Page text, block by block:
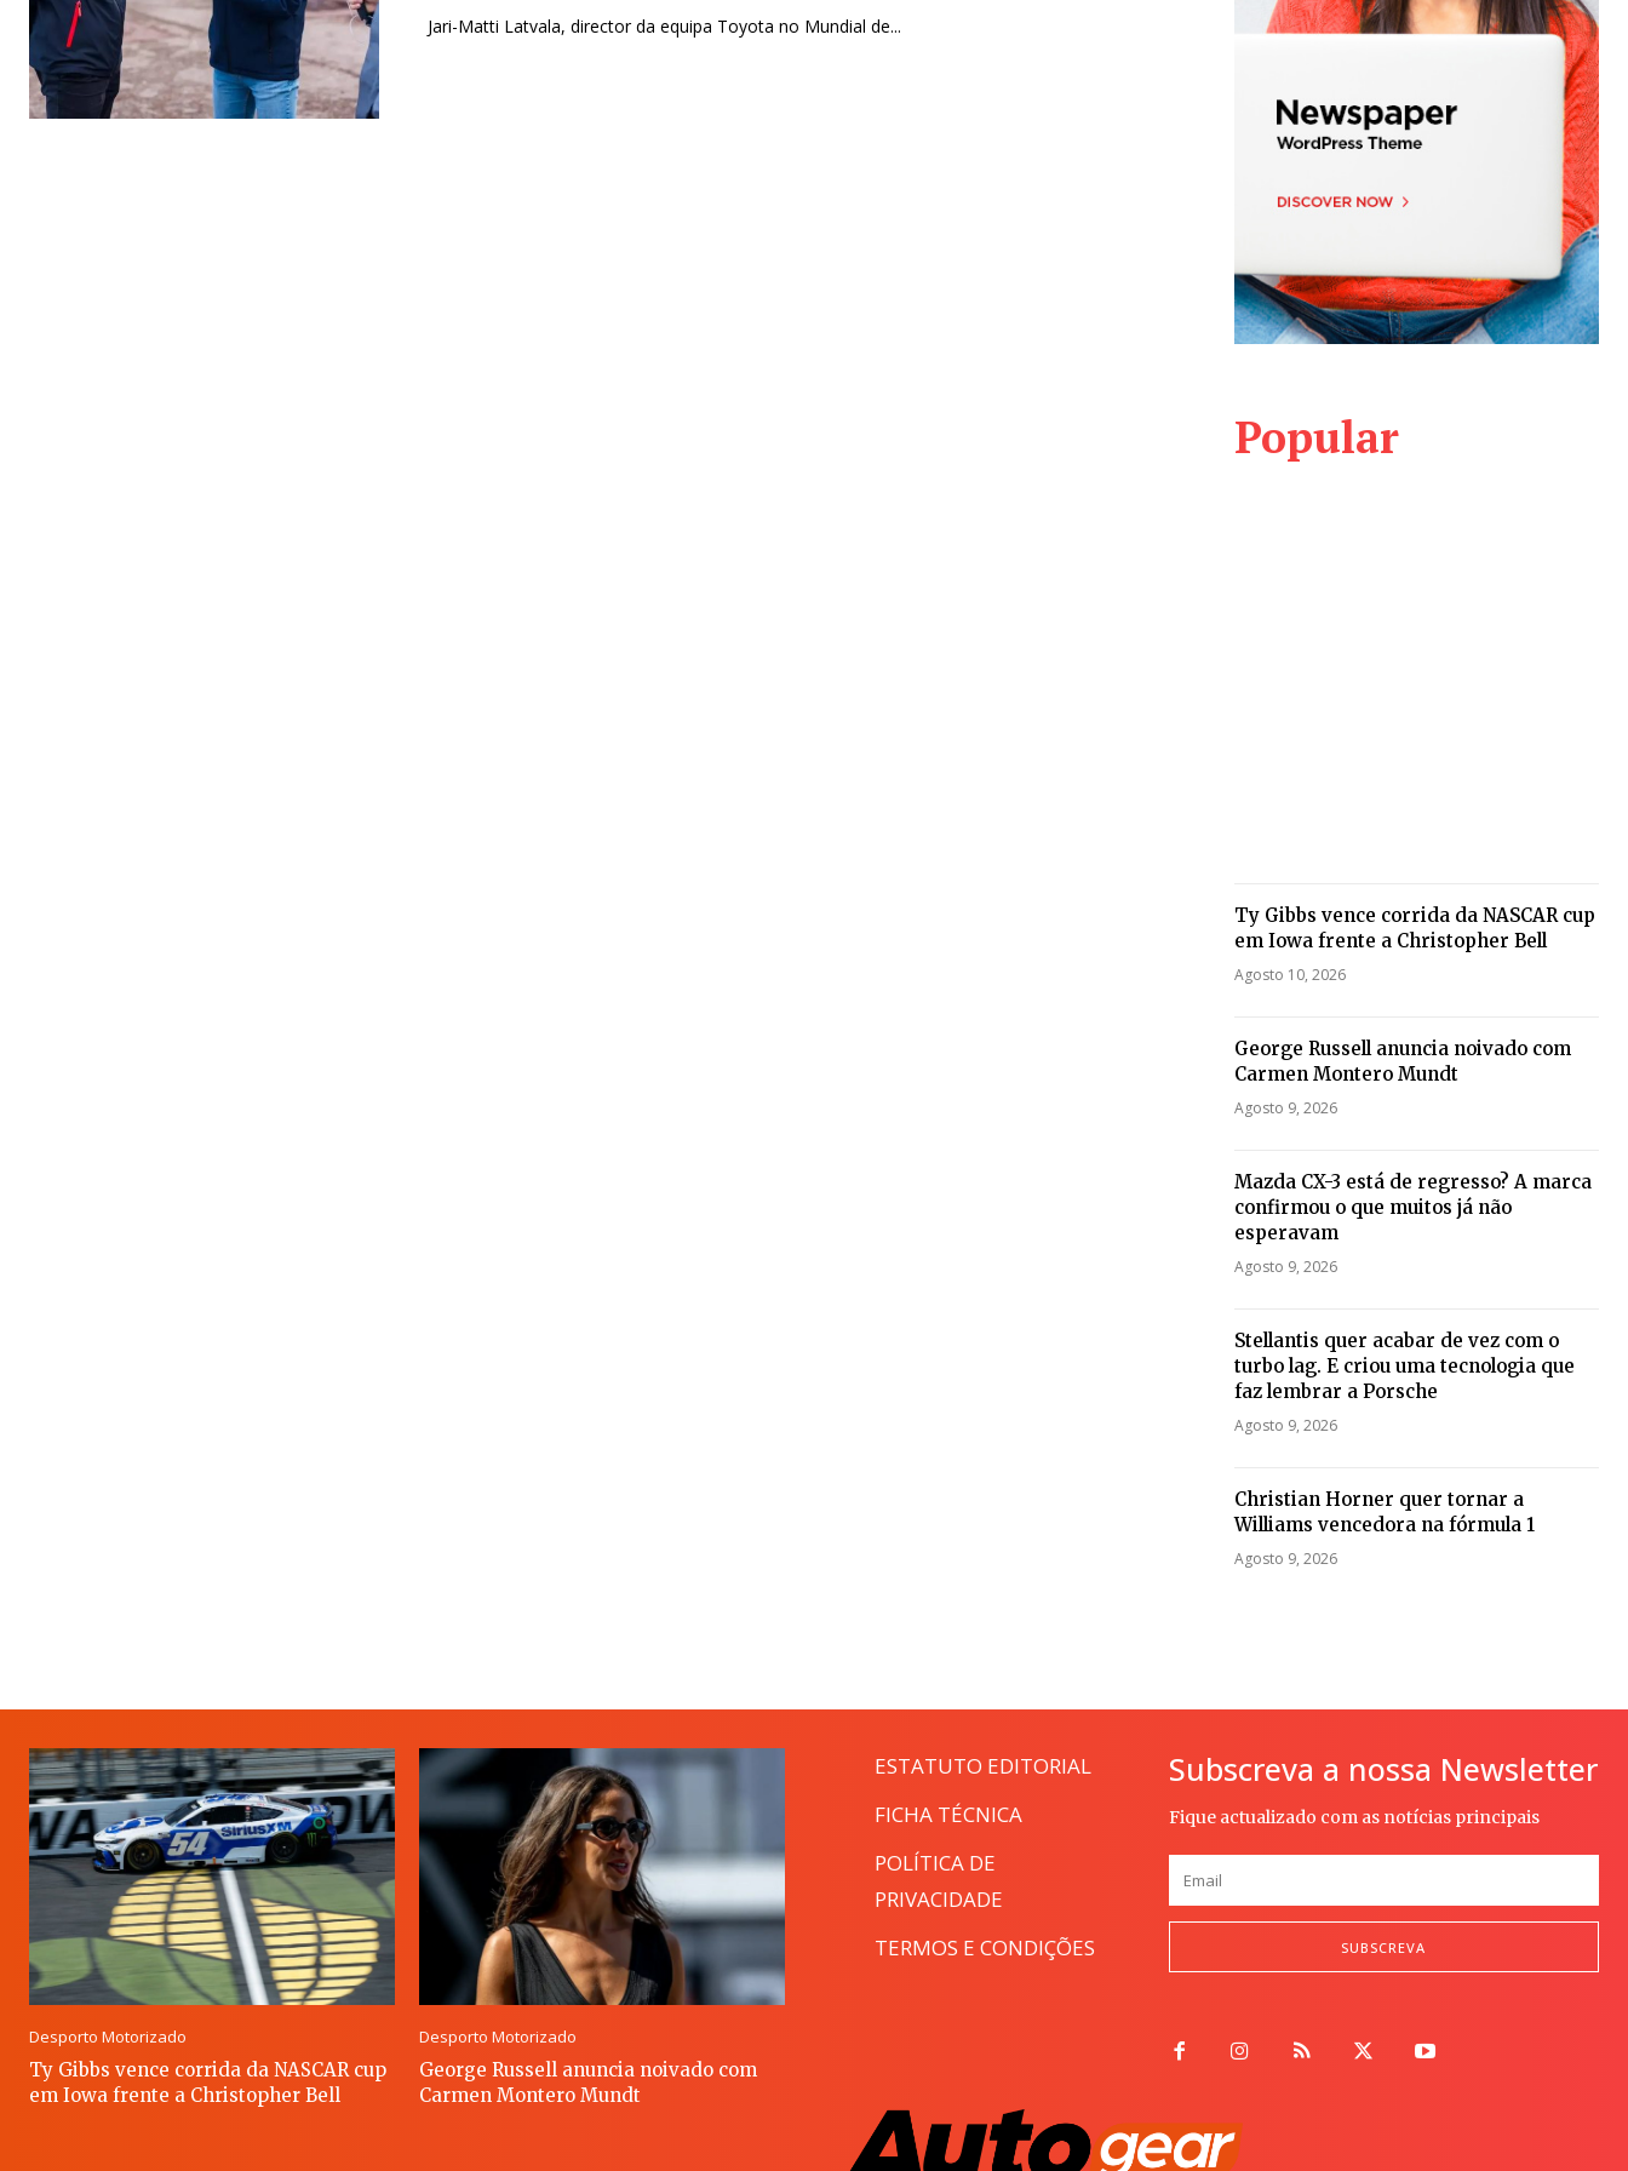
Jari-Matti Latvala, director da equipa Toyota no Mundial de...
Popular
Ty Gibbs vence corrida da NASCAR cup
em Iowa frente a Christopher Bell
Agosto 10, 2026
George Russell anuncia noivado com
Carmen Montero Mundt
Agosto 9, 2026
Mazda CX-3 está de regresso? A marca
confirmou o que muitos já não
esperavam
Agosto 9, 2026
Stellantis quer acabar de vez com o
turbo lag. E criou uma tecnologia que
faz lembrar a Porsche
Agosto 9, 2026
Christian Horner quer tornar a
Williams vencedora na fórmula 1
Agosto 9, 2026
Desporto Motorizado
Ty Gibbs vence corrida da NASCAR cup
em Iowa frente a Christopher Bell
Desporto Motorizado
George Russell anuncia noivado com
Carmen Montero Mundt
ESTATUTO EDITORIAL
FICHA TÉCNICA
POLÍTICA DE
PRIVACIDADE
TERMOS E CONDIÇÕES
Subscreva a nossa Newsletter
Fique actualizado com as notícias principais
SUBSCREVA